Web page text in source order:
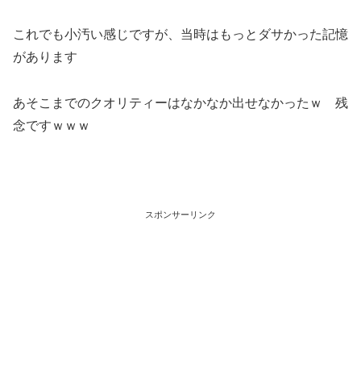
これでも小汚い感じですが、当時はもっとダサかった記憶
があります
あそこまでのクオリティーはなかなか出せなかったｗ 残
念ですｗｗｗ
スポンサーリンク